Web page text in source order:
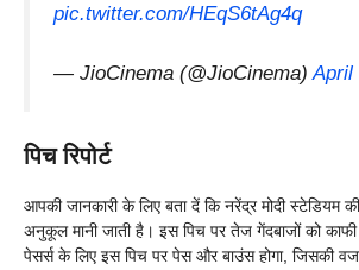
pic.twitter.com/HEqS6tAg4q
— JioCinema (@JioCinema)April
पिच रिपोर्ट
आपकी जानकारी के लिए बता दें कि नरेंद्र मोदी स्टेडियम
अनुकूल मानी जाती है। इस पिच पर तेज गेंदबाजों को काफी
पेसर्स के लिए इस पिच पर पेस और बाउंस होगा, जिसकी